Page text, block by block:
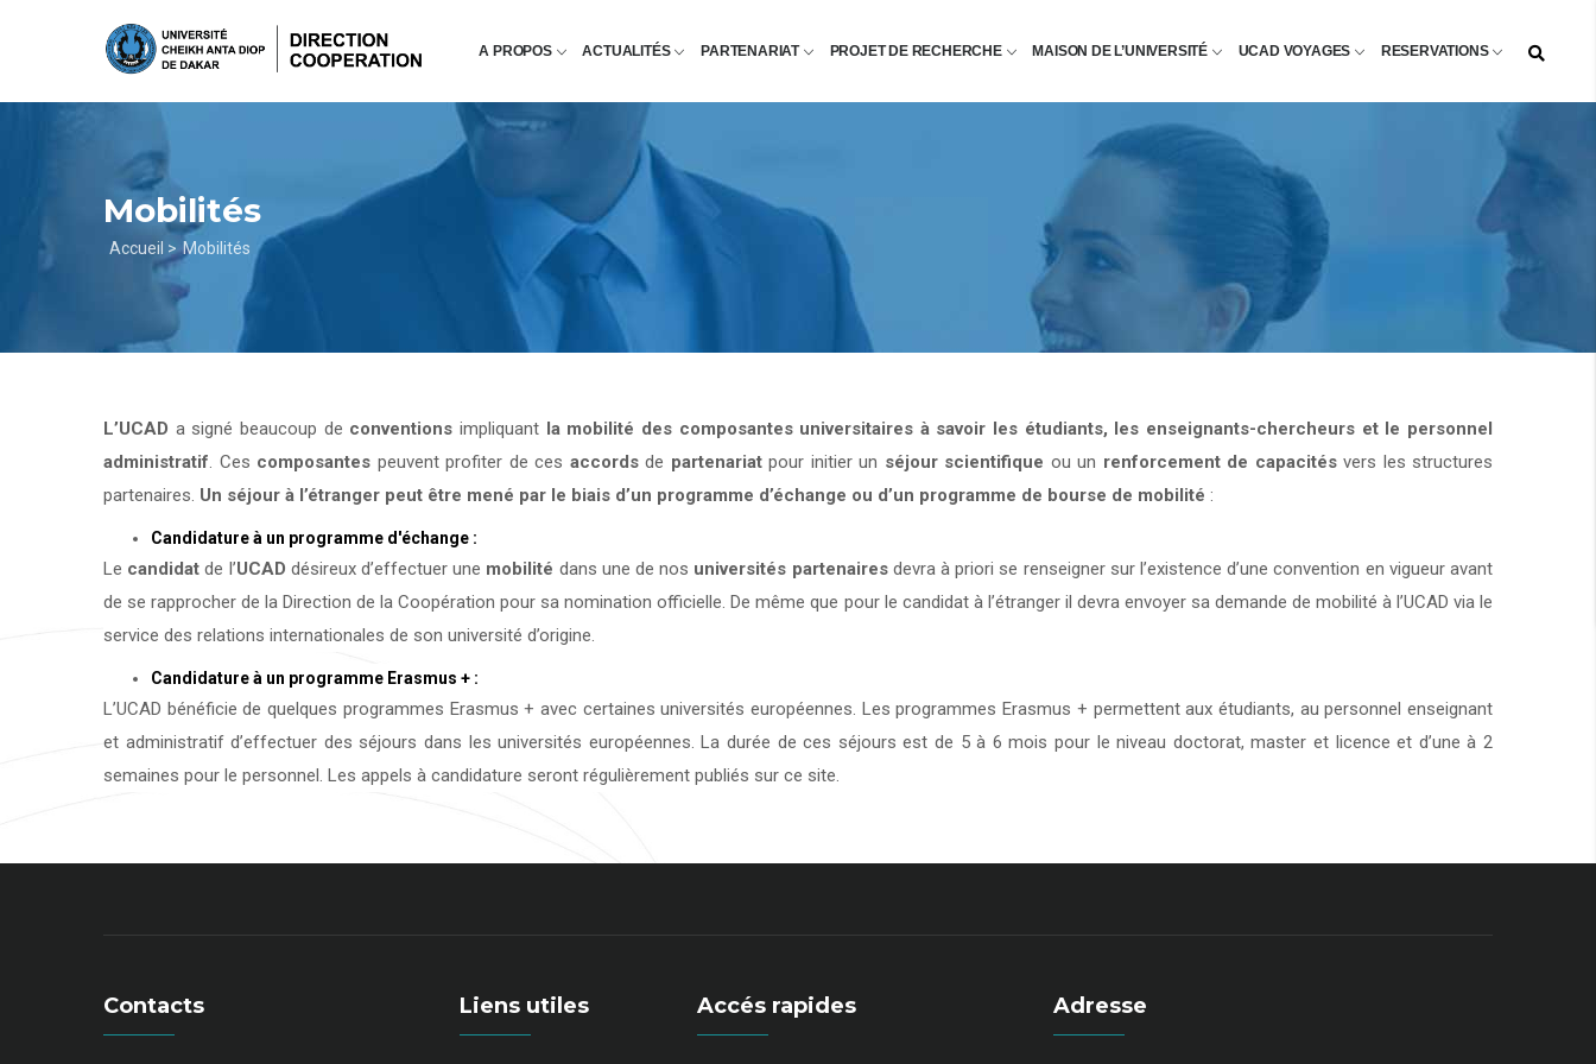
principal
A PROPOS ACTUALITÉS PARTENARIAT PROJET DE RECHERCHE MAISON DE L’UNIVERSITÉ UCAD VOYAGES RESERVATIONS
Mobilités
Fil
d'Ariane
Accueil > Mobilités
L’UCAD a signé beaucoup de conventions impliquant la mobilité des composantes universitaires à savoir les étudiants, les enseignants-chercheurs et le personnel
administratif. Ces composantes peuvent profiter de ces accordsde partenariatpour initier un séjour scientifique ou un renforcement de capacitésvers les structures
partenaires. Un séjour à l’étranger peut être mené par le biais d’un programme d’échange ou d’un programme de bourse de mobilité :
Candidature à un programme d'échange :
Le candidat de l’UCAD désireux d’effectuer une mobilité dans une de nos universités partenairesdevra à priori se renseigner sur l’existence d’une convention en vigueur avant
de se rapprocher de la Direction de la Coopération pour sa nomination officielle. De même que pour le candidat à l’étranger il devra envoyer sa demande de mobilité à l’UCAD via le
service des relations internationales de son université d’origine.
Candidature à un programme Erasmus + :
L’UCAD bénéficie de quelques programmes Erasmus + avec certaines universités européennes. Les programmes Erasmus + permettent aux étudiants, au personnel enseignant
et administratif d’effectuer des séjours dans les universités européennes. La durée de ces séjours est de 5 à 6 mois pour le niveau doctorat, master et licence et d’une à 2
semaines pour le personnel. Les appels à candidature seront régulièrement publiés sur ce site.
Contacts Liens utiles Accés rapides Adresse